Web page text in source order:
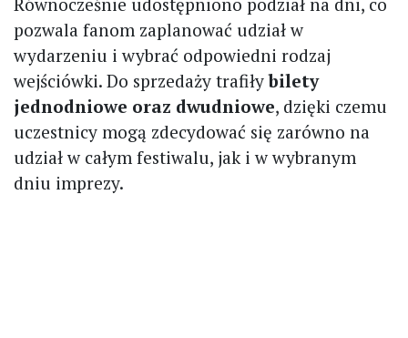
pozwala fanom zaplanować udział w
wydarzeniu i wybrać odpowiedni rodzaj
wejściówki. Do sprzedaży trafiłybilety
jednodniowe oraz dwudniowe, dzięki czemu
uczestnicy mogą zdecydować się zarówno na
udział w całym festiwalu, jak i w wybranym
dniu imprezy.